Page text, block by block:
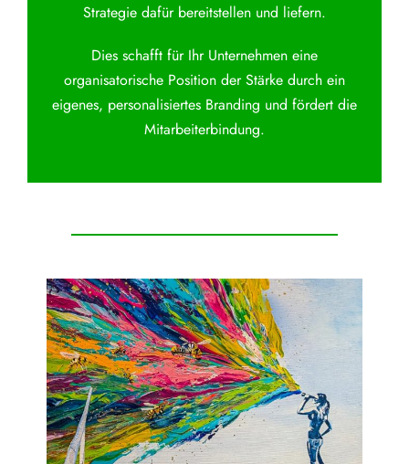
Strategie dafür bereitstellen und liefern.
Dies schafft für Ihr Unternehmen eine
organisatorische Position der Stärke durch ein
eigenes, personalisiertes Branding und fördert die
Mitarbeiterbindung.